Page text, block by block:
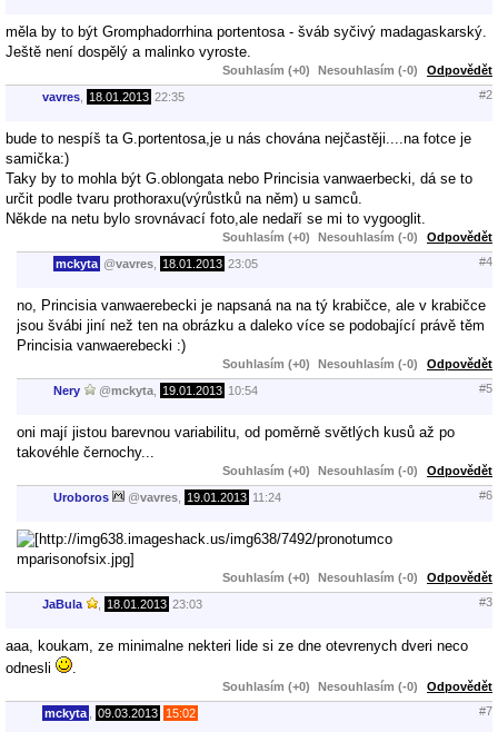
měla by to být Gromphadorrhina portentosa - šváb syčivý madagaskarský.
Ještě není dospělý a malinko vyroste.
Souhlasím (+0) Nesouhlasím (-0) Odpovědět
vavres 18.01.2013 22:35 #2
bude to nespíš ta G.portentosa,je u nás chována nejčastěji....na fotce je
samička:)
Taky by to mohla být G.oblongata nebo Princisia vanwaerbecki, dá se to
určit podle tvaru prothoraxu(výrůstků na něm) u samců.
Někde na netu bylo srovnávací foto,ale nedaří se mi to vygooglit.
Souhlasím (+0) Nesouhlasím (-0) Odpovědět
mckyta @vavres 18.01.2013 23:05 #4
no, Princisia vanwaerebecki je napsaná na na tý krabičce, ale v krabičce
jsou švábi jiní než ten na obrázku a daleko více se podobající právě těm
Princisia vanwaerebecki :)
Souhlasím (+0) Nesouhlasím (-0) Odpovědět
Nery @mckyta 19.01.2013 10:54 #5
oni mají jistou barevnou variabilitu, od poměrně světlých kusů až po
takovéhle černochy...
Souhlasím (+0) Nesouhlasím (-0) Odpovědět
Uroboros @vavres 19.01.2013 11:24 #6
Souhlasím (+0) Nesouhlasím (-0) Odpovědět
JaBula 18.01.2013 23:03 #3
aaa, koukam, ze minimalne nekteri lide si ze dne otevrenych dveri neco
odnesli
Souhlasím (+0) Nesouhlasím (-0) Odpovědět
mckyta 09.03.2013 15:02 #7